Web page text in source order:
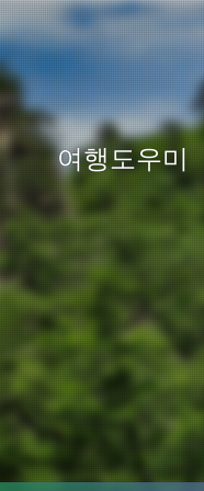
여행도우미